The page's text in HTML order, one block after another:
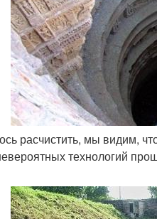
расчистить, мы видим,
технологий